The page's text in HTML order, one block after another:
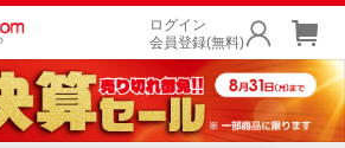
ログイン
会員登録(無料)